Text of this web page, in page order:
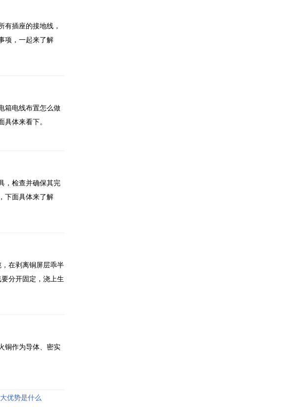
有插座的接地线，
项，一起来了解
箱电线布置怎么做
体来看下。
，检查并确保其完
下面具体来了解
在剥离铜屏层乖半
分开固定，浇上生
铜作为导体、密实
优势是什么